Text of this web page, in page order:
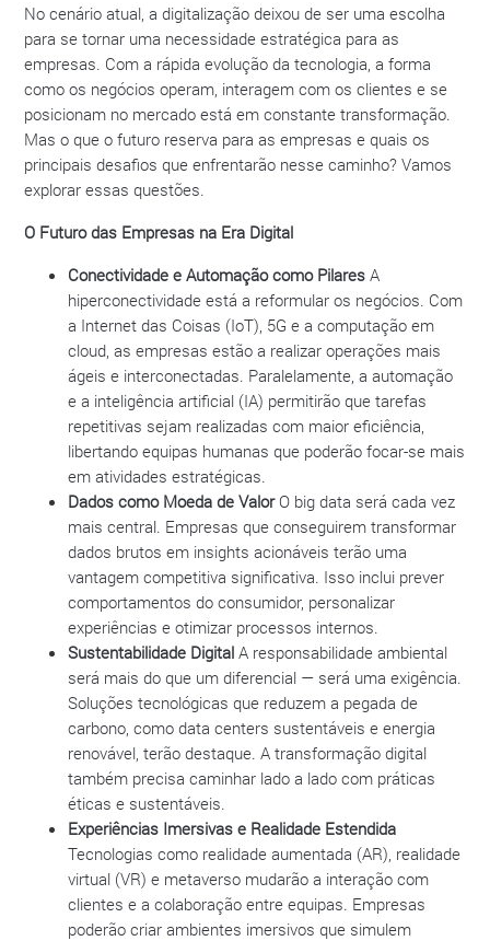
No cenário atual, a digitalização deixou de ser uma escolha
para se tornar uma necessidade estratégica para as
empresas. Com a rápida evolução da tecnologia, a forma
como os negócios operam, interagem com os clientes e se
posicionam no mercado está em constante transformação.
Mas o que o futuro reserva para as empresas e quais os
principais desafios que enfrentarão nesse caminho? Vamos
explorar essas questões.
O Futuro das Empresas na Era Digital
Conectividade e Automação como Pilares A
hiperconectividade está a reformular os negócios. Com
a Internet das Coisas (IoT), 5G e a computação em
cloud, as empresas estão a realizar operações mais
ágeis e interconectadas. Paralelamente, a automação
e a inteligência artificial (IA) permitirão que tarefas
repetitivas sejam realizadas com maior eficiência,
libertando equipas humanas que poderão focar-se mais
em atividades estratégicas.
Dados como Moeda de ValorO big data será cada vez
mais central. Empresas que conseguirem transformar
dados brutos em insights acionáveis terão uma
vantagem competitiva significativa. Isso inclui prever
comportamentos do consumidor, personalizar
experiências e otimizar processos internos.
Sustentabilidade Digital A responsabilidade ambiental
será mais do que um diferencial — será uma exigência.
Soluções tecnológicas que reduzem a pegada de
carbono, como data centers sustentáveis e energia
renovável, terão destaque. A transformação digital
também precisa caminhar lado a lado com práticas
éticas e sustentáveis.
Experiências Imersivas e Realidade Estendida
Tecnologias como realidade aumentada (AR), realidade
virtual (VR) e metaverso mudarão a interação com
clientes e a colaboração entre equipas. Empresas
poderão criar ambientes imersivos que simulem